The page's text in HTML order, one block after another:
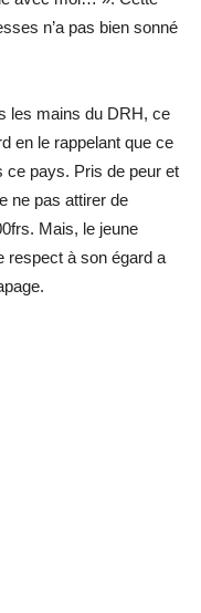
n’a pas bien sonné
les mains du DRH, ce
en le rappelant que ce
ce pays. Pris de peur et
ne pas attirer de
Mais, le jeune
respect à son égard a